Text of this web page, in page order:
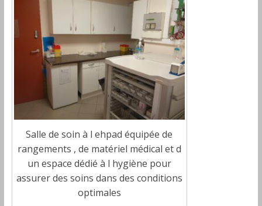
Salle de soin à l ehpad équipée de
rangements , de matériel médical et d
un espace dédié à l hygiène pour
assurer des soins dans des conditions
optimales